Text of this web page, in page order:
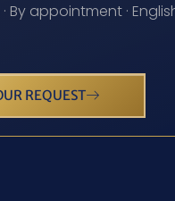
By appointment ·
REQUEST